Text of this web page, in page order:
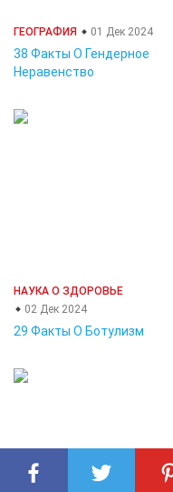
ГЕОГРАФИЯ 01 Дек 2024
38 Факты О Гендерное
Неравенство
НАУКА О ЗДОРОВЬЕ
02 Дек 2024
29 Факты О Ботулизм